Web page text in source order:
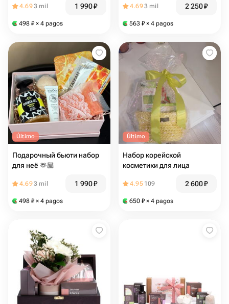
4.693 mil 1 990₽
498 ₽ × 4 pagos
4.693 mil 2 250₽
563 ₽ × 4 pagos
Último
Подарочный бьюти набор
для неё 🫶🏼
4.693 mil 1 990₽
498 ₽ × 4 pagos
Último
Набор корейской
косметики для лица
4.95 109 2 600₽
650 ₽ × 4 pagos